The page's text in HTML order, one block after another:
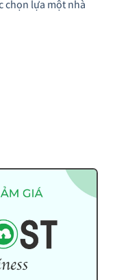
chọn lựa một nhà